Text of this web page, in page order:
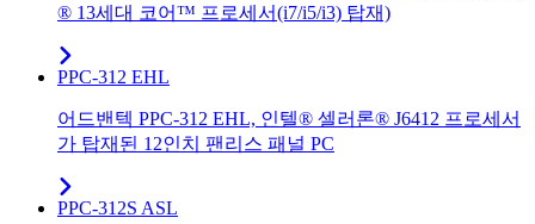
® 13세대 코어™ 프로세서(i7/i5/i3) 탑재)
PPC-312 EHL
어드밴텍 PPC-312 EHL, 인텔® 셀러론® J6412 프로세서
가 탑재된 12인치 팬리스 패널 PC
PPC-312S ASL